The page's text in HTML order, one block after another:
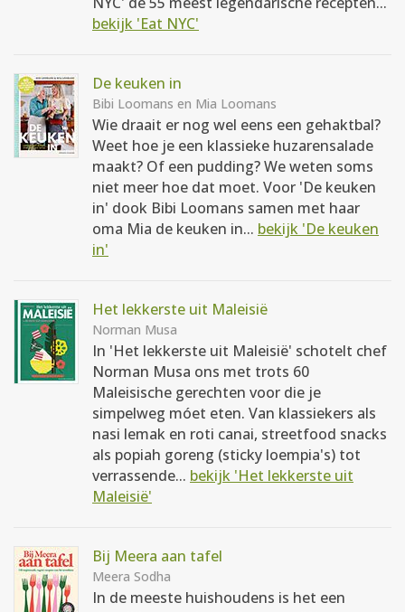
bekijk 'Eat NYC'
De keuken in
Bibi Loomans en Mia Loomans
Wie draait er nog wel eens een gehaktbal?
Weet hoe je een klassieke huzarensalade
maakt? Of een pudding? We weten soms
niet meer hoe dat moet. Voor 'De keuken
in' dook Bibi Loomans samen met haar
oma Mia de keuken in... bekijk 'De keuken
in'
Het lekkerste uit Maleisië
Norman Musa
In 'Het lekkerste uit Maleisië' schotelt chef
Norman Musa ons met trots 60
Maleisische gerechten voor die je
simpelweg móet eten. Van klassiekers als
nasi lemak en roti canai, streetfood snacks
als popiah goreng (sticky loempia's) tot
verrassende... bekijk 'Het lekkerste uit
Maleisië'
Bij Meera aan tafel
Meera Sodha
In de meeste huishoudens is het een